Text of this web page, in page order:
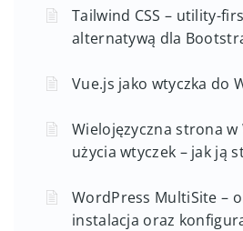
Tailwind CSS – utility-
alternatywą dla
Vue.js jako wtyczka do
Wielojęzyczna strona w
użycia wtyczek – jak ją
WordPress MultiSite –
instalacja oraz